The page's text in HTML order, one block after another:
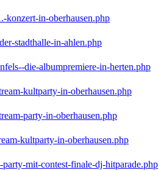
konzert-in-oberhausen.php
stadthalle-in-ahlen.php
die-albumpremiere-in-herten.php
kultparty-in-oberhausen.php
party-in-oberhausen.php
kultparty-in-oberhausen.php
party-mit-contest-finale-dj-hitparade.php